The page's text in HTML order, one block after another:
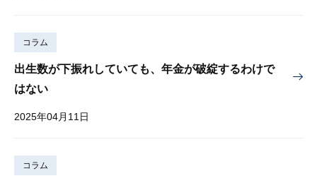
コラム
出生数が下振れしていても、年金が破綻するわけで
はない
2025年04月11日
コラム